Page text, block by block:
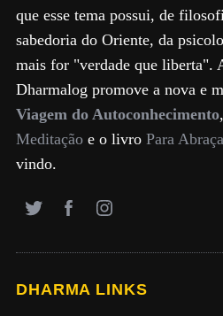
que esse tema possui, de
sabedoria do Oriente, da
mais for "verdade que liberta".
Dharmalog promove a nova e
Viagem do Autoconhecimento
Meditaçãoe o livro Para
vindo.
DHARMA LINKS